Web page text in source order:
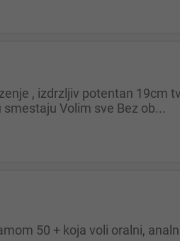
Volim sve Bez ob...
50 + koja voli oralni,